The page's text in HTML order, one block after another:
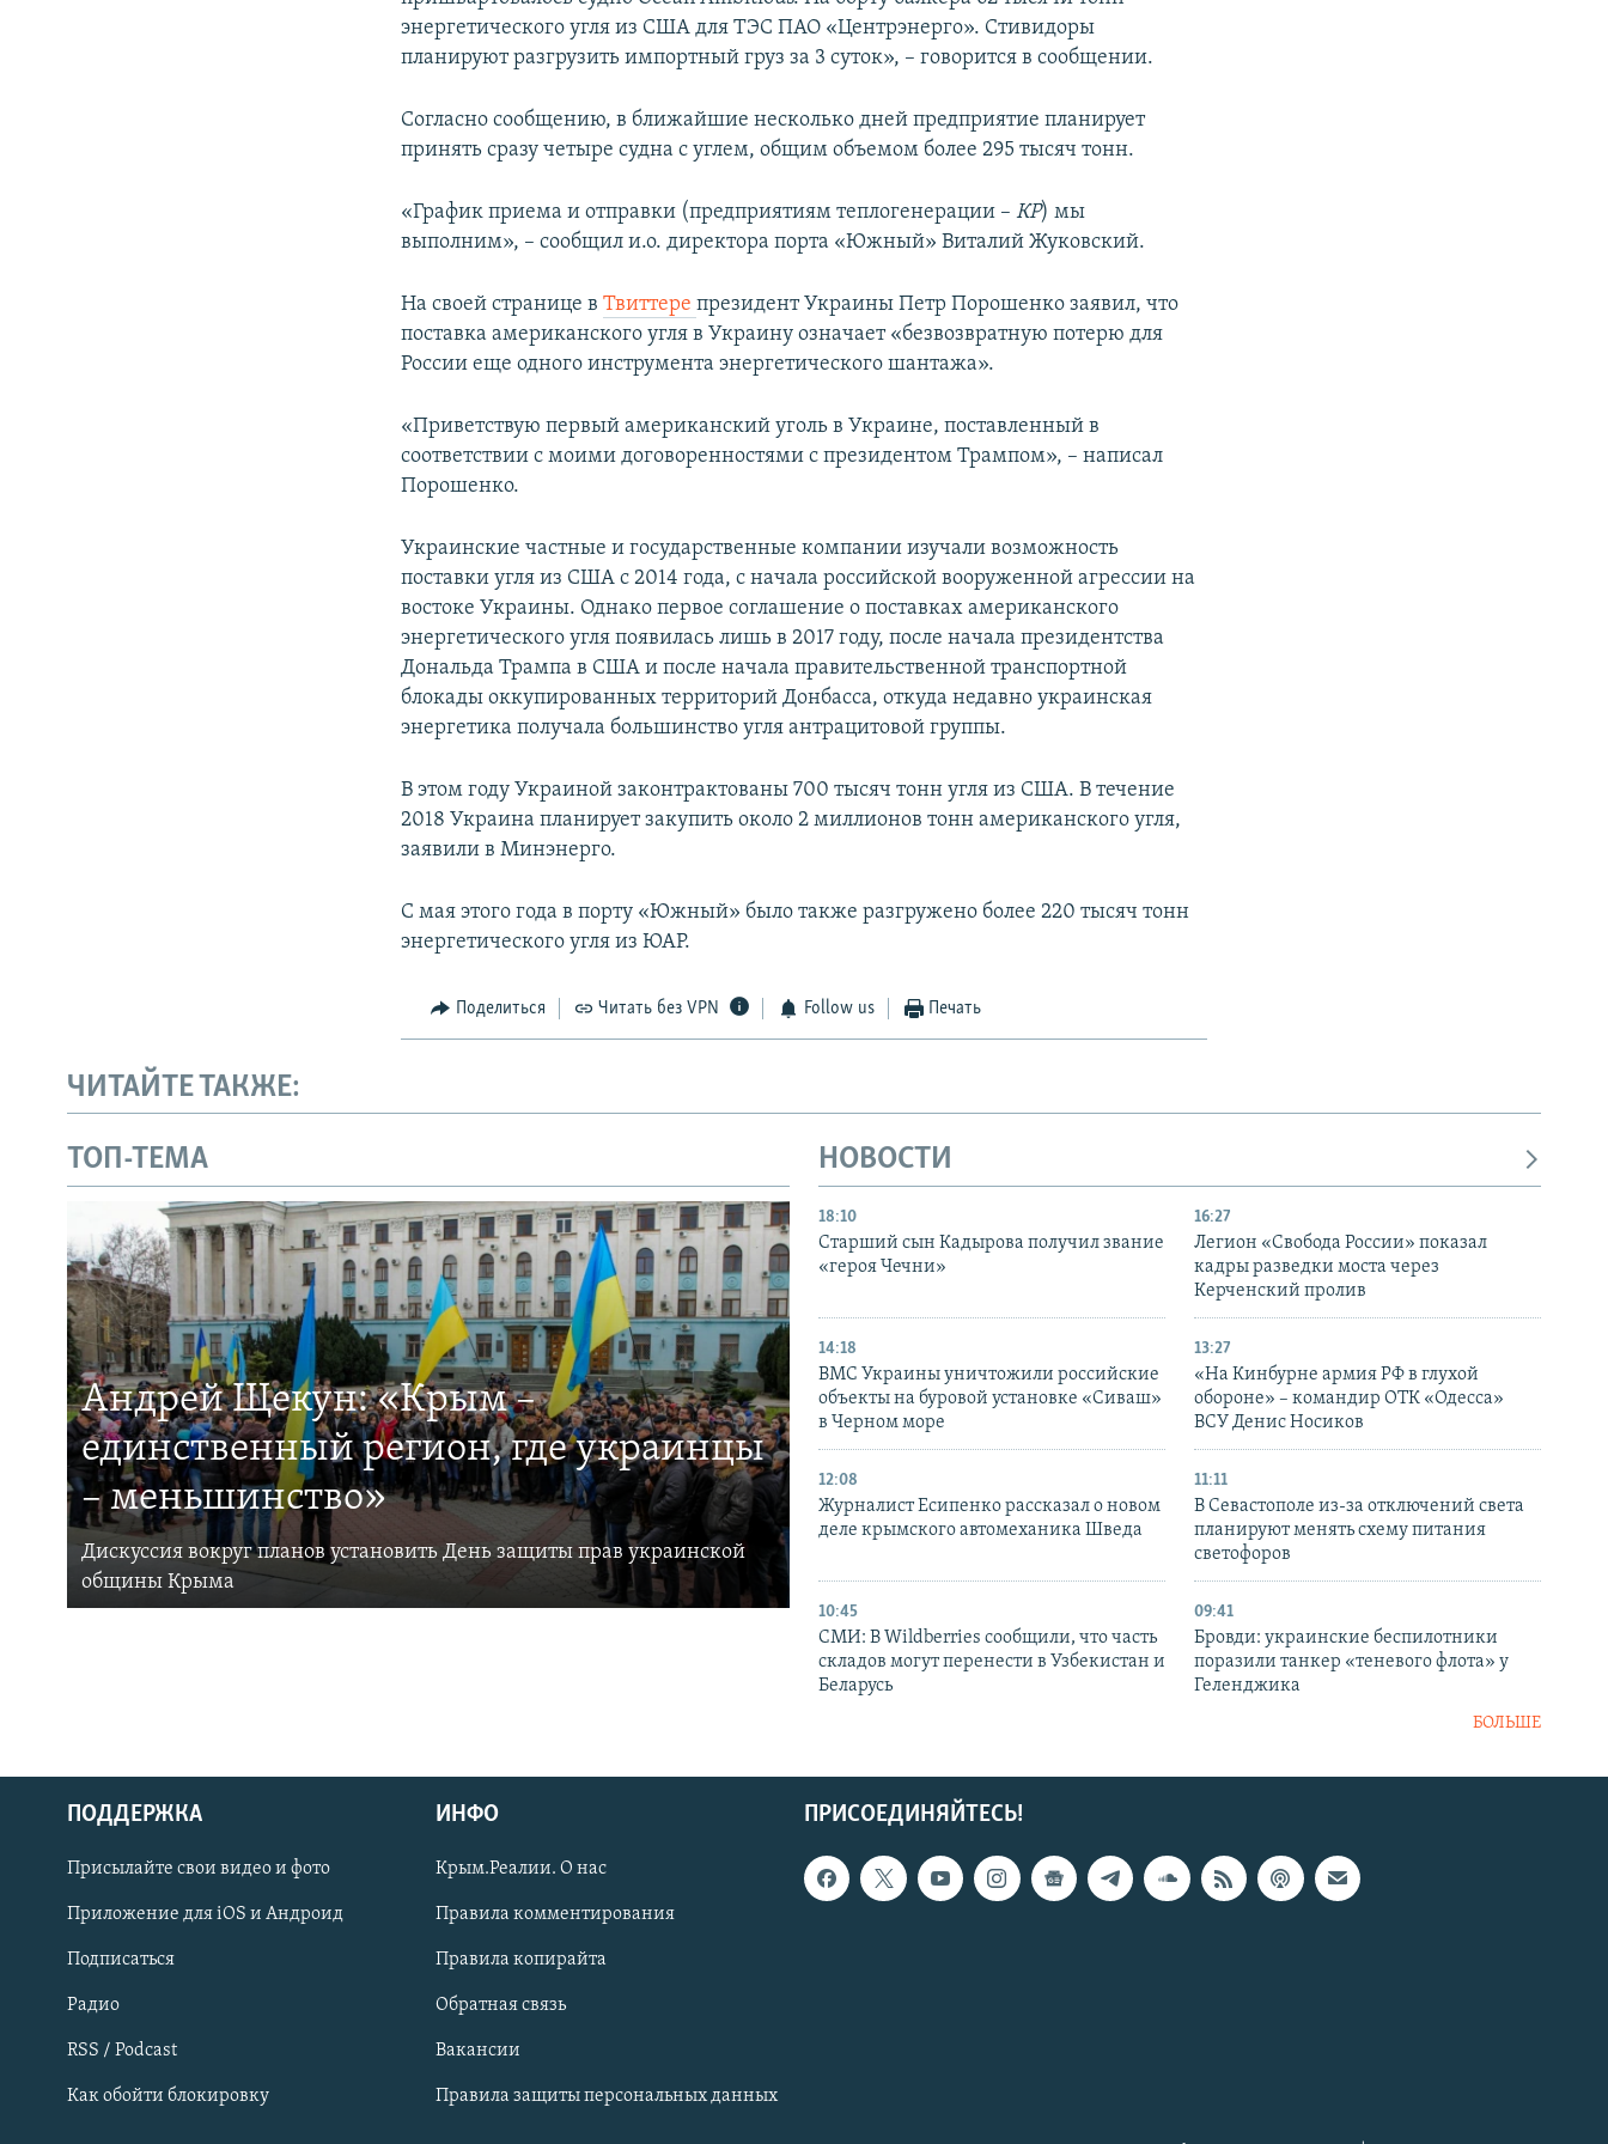
Українською
Qırımtatar
ПРИСОЕДИНЯЙТЕСЬ!
энергетического угля из США для ТЭС ПАО «Центрэнерго». Стивидоры
планируют разгрузить импортный груз за 3 суток», – говорится в сообщении.
Согласно сообщению, в ближайшие несколько дней предприятие планирует
принять сразу четыре судна с углем, общим объемом более 295 тысяч тонн.
«График приема и отправки (предприятиям теплогенерации – КР) мы
выполним», – сообщил и.о. директора порта «Южный» Виталий Жуковский.
На своей странице вТвиттерепрезидент Украины Петр Порошенко заявил, что
поставка американского угля в Украину означает «безвозвратную потерю для
России еще одного инструмента энергетического шантажа».
«Приветствую первый американский уголь в Украине, поставленный в
соответствии с моими договоренностями с президентом Трампом», – написал
Порошенко.
Украинские частные и государственные компании изучали возможность
поставки угля из США с 2014 года, с начала российской вооруженной агрессии на
востоке Украины. Однако первое соглашение о поставках американского
энергетического угля появилась лишь в 2017 году, после начала президентства
Дональда Трампа в США и после начала правительственной транспортной
блокады оккупированных территорий Донбасса, откуда недавно украинская
энергетика получала большинство угля антрацитовой группы.
В этом году Украиной законтрактованы 700 тысяч тонн угля из США. В течение
2018 Украина планирует закупить около 2 миллионов тонн американского угля,
заявили в Минэнерго.
С мая этого года в порту «Южный» было также разгружено более 220 тысяч тонн
энергетического угля из ЮАР.
Поделиться Читать без VPN Follow us Печать
ЧИТАЙТЕ ТАКЖЕ:
ТОП-ТЕМА
Андрей Щекун: «Крым –
единственный регион, где украинцы
– меньшинство»
Дискуссия вокруг планов установить День защиты прав украинской
общины Крыма
НОВОСТИ
18:10
Старший сын Кадырова получил звание
«героя Чечни»
16:27
Легион «Свобода России» показал
кадры разведки моста через
Керченский пролив
14:18
ВМС Украины уничтожили российские
объекты на буровой установке «Сиваш»
в Черном море
13:27
«На Кинбурне армия РФ в глухой
обороне» – командир ОТК «Одесса»
ВСУ Денис Носиков
12:08
Журналист Есипенко рассказал о новом
деле крымского автомеханика Шведа
11:11
В Севастополе из-за отключений света
планируют менять схему питания
светофоров
10:45
СМИ: В Wildberries сообщили, что часть
складов могут перенести в Узбекистан и
Беларусь
09:41
Бровди: украинские беспилотники
поразили танкер «теневого флота» у
Геленджика
БОЛЬШЕ
ПРИСОЕДИНЯЙТЕСЬ!
ПОДДЕРЖКА
Присылайте свои видео и фото
Приложение для iOS и Андроид
Подписаться
Радио
RSS / Podcast
Как обойти блокировку
ИНФО
Крым.Реалии. О нас
Правила комментирования
Правила копирайта
Обратная связь
Вакансии
Правила защиты персональных данных